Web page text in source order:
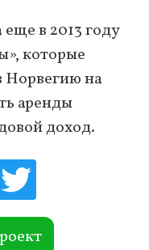
в 2013 году
которые
Норвегию на
аренды
доход.
r